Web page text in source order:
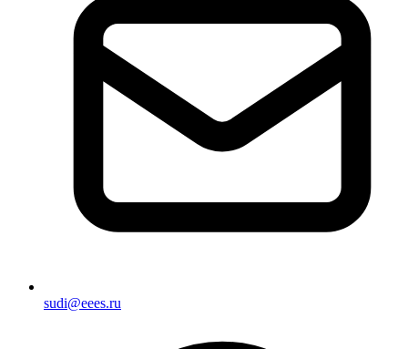
sudi@eees.ru